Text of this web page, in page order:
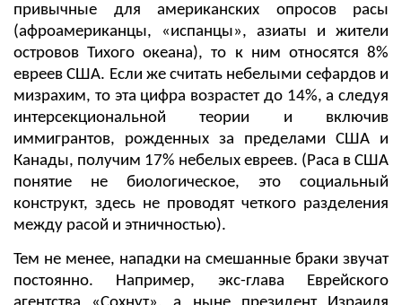
привычные для американских опросов расы
(афроамериканцы, «испанцы», азиаты и жители
островов Тихого океана), то к ним относятся 8%
евреев США. Если же считать небелыми сефардов и
мизрахим, то эта цифра возрастет до 14%, а следуя
интерсекциональной теории и включив
иммигрантов, рожденных за пределами США и
Канады, получим 17% небелых евреев. (Раса в США
понятие не биологическое, это социальный
конструкт, здесь не проводят четкого разделения
между расой и этничностью).
Тем не менее, нападки на смешанные браки звучат
постоянно. Например, экс-глава Еврейского